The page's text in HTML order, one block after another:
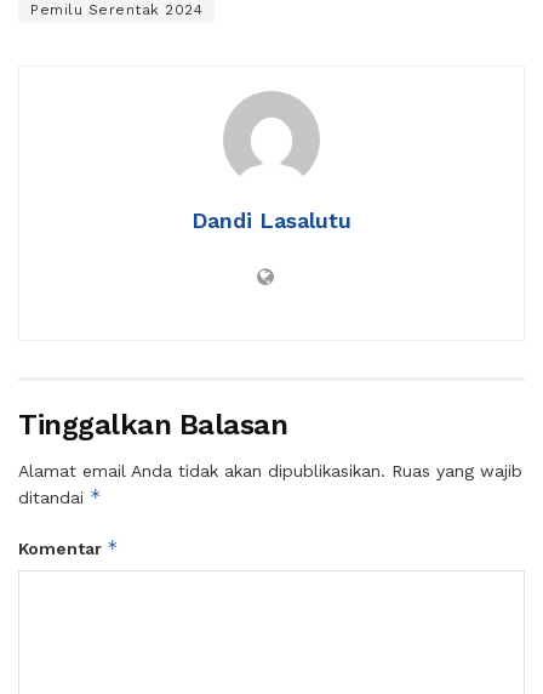
Pemilu Serentak 2024
Dandi Lasalutu
Tinggalkan Balasan
Alamat email Anda tidak akan dipublikasikan. Ruas yang wajib
ditandai *
Komentar *